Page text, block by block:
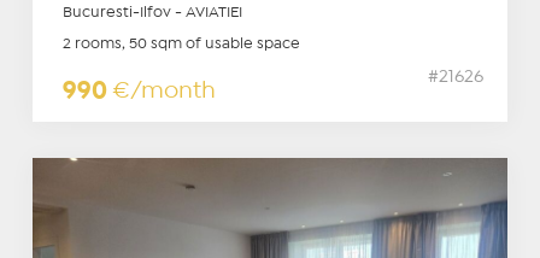
Bucuresti-Ilfov - AVIATIEI
2 rooms, 50 sqm of usable space
990 €/month
#21626